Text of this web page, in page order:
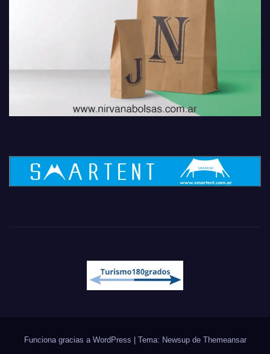
Funciona gracias a WordPress Tema: Newsup de Themeansar